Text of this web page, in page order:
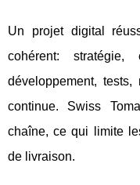
Un projet digital
cohérent: stratégie,
développement,
continue. Swiss
chaîne, ce qui limite
de livraison.